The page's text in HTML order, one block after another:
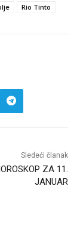
Rio Tinto
Sledeći članak
ZA 11.
JANUAR